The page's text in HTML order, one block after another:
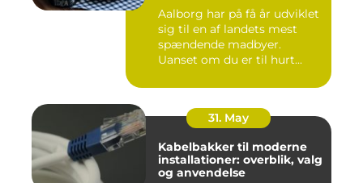
Aalborg har på få år udviklet
sig til en af landets mest
spændende madbyer.
Uanset om du er til hurt...
31. May
Kabelbakker til moderne
installationer: overblik, valg
og anvendelse